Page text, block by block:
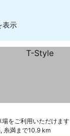
表示
場をご利用いただけます
糸満まで10.9 km